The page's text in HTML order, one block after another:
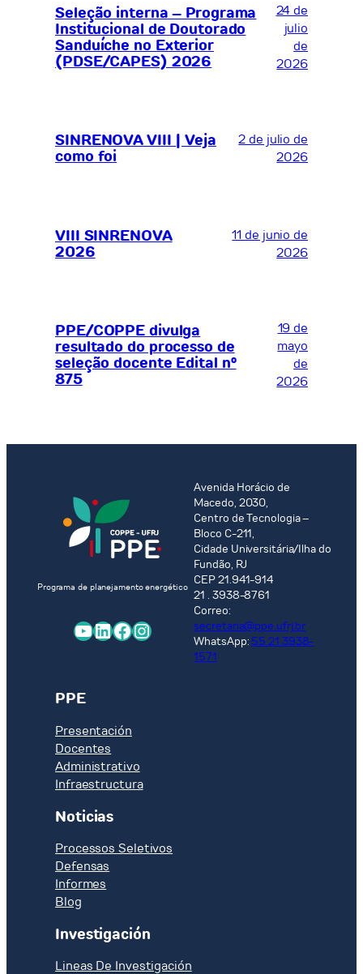
Seleção interna – Programa
Institucional de Doutorado
Sanduíche no Exterior
(PDSE/CAPES) 2026
24 de
julio
de
2026
SINRENOVA VIII | Veja
como foi
2 de julio de
2026
VIII SINRENOVA
2026
11 de junio de
2026
PPE/COPPE divulga
resultado do processo de
seleção docente Edital nº
875
19 de
mayo
de
2026
Programa de planejamento energético
YouTube LinkedIn Facebook Instagram
Avenida Horácio de
Macedo, 2030,
Centro de Tecnologia –
Bloco C-211,
Cidade Universitária/Ilha do
Fundão, RJ
CEP 21.941-914
21 . 3938-8761
Correo:
secretaria@ppe.ufrj.br
WhatsApp: 55 21 3938-
1571
PPE
Presentación
Docentes
Administrativo
Infraestructura
Noticias
Processos Seletivos
Defensas
Informes
Blog
Investigación
Lineas De Investigación